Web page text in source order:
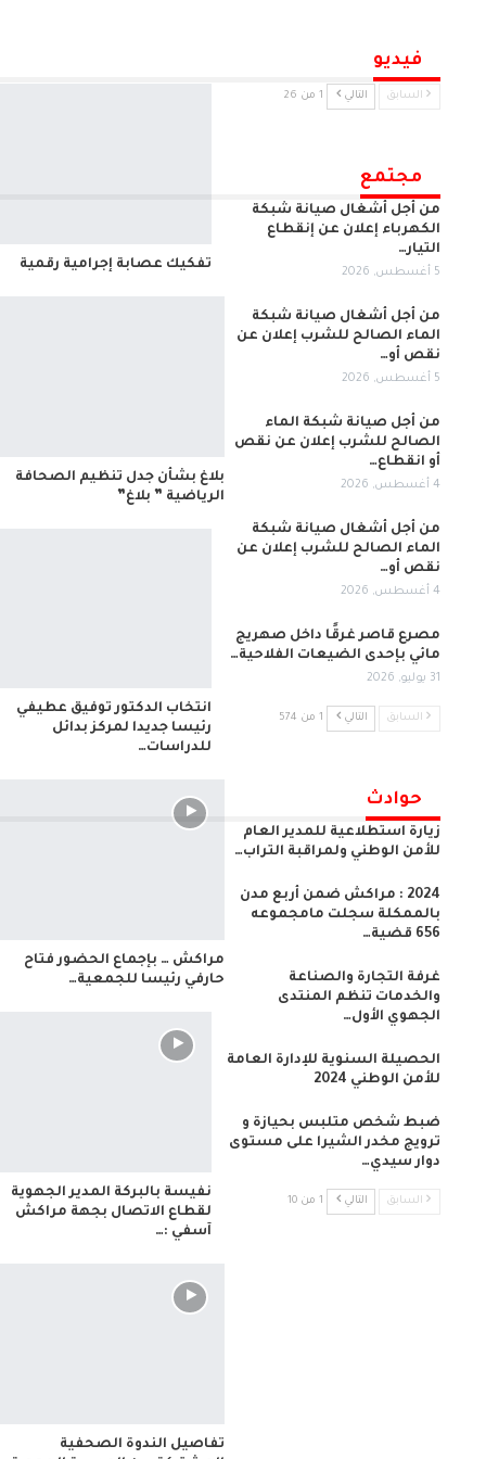
فيديو
تفكيك عصابة إجرامية رقمية
بلاغ بشأن جدل تنظيم الصحافة
الرياضية ” بلاغ”
انتخاب الدكتور توفيق عطيفي
رئيسا جديدا لمركز بدائل
للدراسات…
مراكش … بإجماع الحضور فتاح
حارفي رئيسا للجمعية…
نفيسة بالبركة المدير الجهوية
لقطاع الاتصال بجهة مراكش
آسفي :…
تفاصيل الندوة الصحفية
السابق التالي 1 من 26
مجتمع
من أجل أشغال صيانة شبكة
الكهرباء إعلان عن إنقطاع
التيار…
5 أغسطس, 2026
من أجل أشغال صيانة شبكة
الماء الصالح للشرب إعلان عن
نقص أو…
5 أغسطس, 2026
من أجل صيانة شبكة الماء
الصالح للشرب إعلان عن نقص
أو انقطاع…
4 أغسطس, 2026
من أجل أشغال صيانة شبكة
الماء الصالح للشرب إعلان عن
نقص أو…
4 أغسطس, 2026
مصرع قاصر غرقًا داخل صهريج
مائي بإحدى الضيعات الفلاحية…
31 يوليو, 2026
السابق التالي 1 من 574
حوادث
زيارة استطلاعية للمدير العام
للأمن الوطني ولمراقبة التراب…
2024 : مراكش ضمن أربع مدن
بالممكلة سجلت مامجموعه
656 قضية…
غرفة التجارة والصناعة
والخدمات تنظم المنتدى
الجهوي الأول…
الحصيلة السنوية للإدارة العامة
للأمن الوطني 2024
ضبط شخص متلبس بحيازة و
ترويج مخدر الشيرا على مستوى
دوار سيدي…
السابق التالي 1 من 10